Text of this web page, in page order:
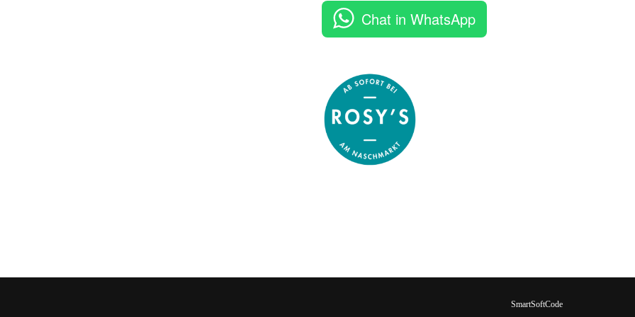
Chat in WhatsApp
SmartSoftCode